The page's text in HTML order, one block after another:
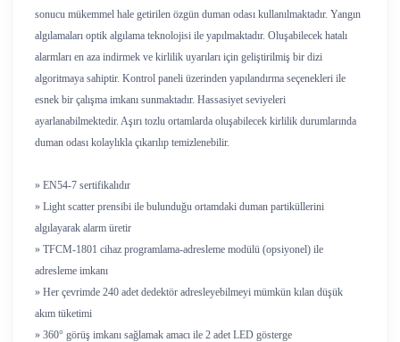
sonucu mükemmel hale getirilen özgün duman odası kullanılmaktadır. Yangın
algılamaları optik algılama teknolojisi ile yapılmaktadır. Oluşabilecek hatalı
alarmları en aza indirmek ve kirlilik uyarıları için geliştirilmiş bir dizi
algoritmaya sahiptir. Kontrol paneli üzerinden yapılandırma seçenekleri ile
esnek bir çalışma imkanı sunmaktadır. Hassasiyet seviyeleri
ayarlanabilmektedir. Aşırı tozlu ortamlarda oluşabilecek kirlilik durumlarında
duman odası kolaylıkla çıkarılıp temizlenebilir.
» EN54-7 sertifikalıdır
» Light scatter prensibi ile bulunduğu ortamdaki duman partiküllerini
algılayarak alarm üretir
» TFCM-1801 cihaz programlama-adresleme modülü (opsiyonel) ile
adresleme imkanı
» Her çevrimde 240 adet dedektör adresleyebilmeyi mümkün kılan düşük
akım tüketimi
» 360° görüş imkanı sağlamak amacı ile 2 adet LED gösterge